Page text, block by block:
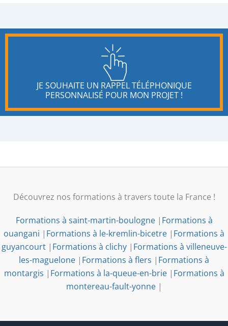
JE SOUHAITE UN RAPPEL TÉLÉPHONIQUE
PERSONNALISÉ POUR MON PROJET !
Découvrez nos formations à travers toute la France !
Formations à saint-martin-boulogne| Formations à
ouangani | Formations à le-kremlin-bicetre | Formations à
guyancourt| Formations à clichy| Formations à villeneuve-
les-maguelone | Formations à flers | Formations à
montargis | Formations à la-queue-en-brie| Formations à
montereau-fault-yonne|